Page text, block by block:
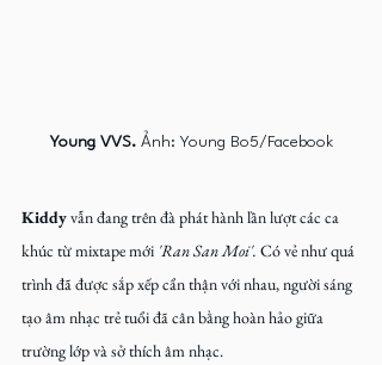
Young VVS. Ảnh: Young Bo5/Facebook
Kiddy vẫn đang trên đà phát hành lần lượt các ca
khúc từ mixtapemới 'Ran San Moi'. Có vẻ như quá
trình đã được sắp xếp cẩn thận với nhau, người sáng
tạo âm nhạc trẻ tuổi đã cân bằng hoàn hảo giữa
trường lớp và sở thích âm nhạc.